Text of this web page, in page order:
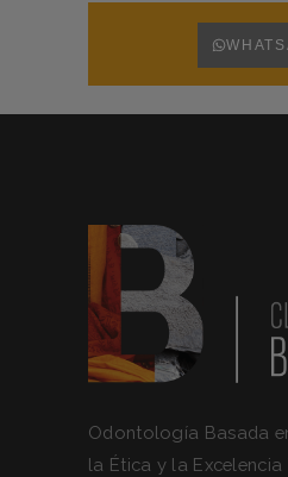
Odontología Basada
la Ética y la Excelencia